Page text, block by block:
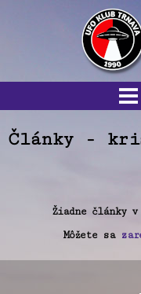
Články -
Žiadne články
Môžete sa